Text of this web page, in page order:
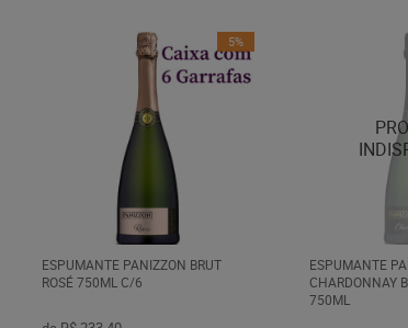
5%
ESPUMANTE PANIZZON BRUT
ROSÉ 750ML C/6
ESPUMANTE
CHARDONNAY
750ML